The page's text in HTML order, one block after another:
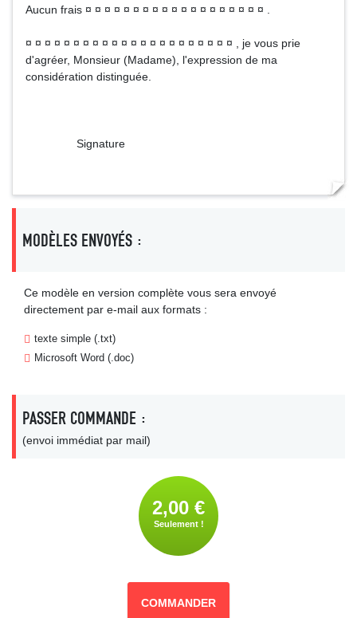
Aucun frais ¤ ¤ ¤ ¤ ¤ ¤ ¤ ¤ ¤ ¤ ¤ ¤ ¤ ¤ ¤ ¤ ¤ ¤ ¤ .
¤ ¤ ¤ ¤ ¤ ¤ ¤ ¤ ¤ ¤ ¤ ¤ ¤ ¤ ¤ ¤ ¤ ¤ ¤ ¤ ¤ ¤ , je vous prie
d'agréer, Monsieur (Madame), l'expression de ma
considération distinguée.
Signature
MODÈLES ENVOYÉS :
Ce modèle en version complète vous sera envoyé
directement par e-mail aux formats :
texte simple (.txt)
Microsoft Word (.doc)
PASSER COMMANDE :
(envoi immédiat par mail)
2,00 €
Seulement !
COMMANDER